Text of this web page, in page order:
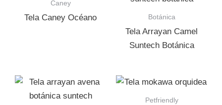
Caney
Tela Caney Océano Botánica
Tela Arrayan Camel
Suntech Botánica
Petfriendly